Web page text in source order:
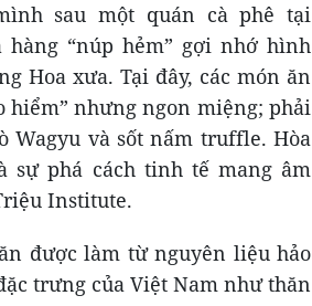
sau một quán cà phê tại
hàng “núp hẻm” gợi nhớ hình
Hoa xưa. Tại đây, các món ăn
hiểm” nhưng ngon miệng; phải
và sốt nấm truffle. Hòa
sự phá cách tinh tế mang âm
Institute.
được làm từ nguyên liệu hảo
trưng của Việt Nam như thăn